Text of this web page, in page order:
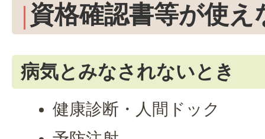
資格確認書等が使え
病気とみなされないとき
健康診断・人間ドック